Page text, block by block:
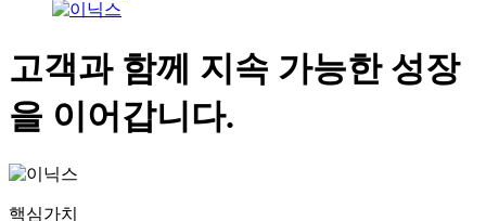
고객과 함께 지속 가능한 성장
을 이어갑니다.
핵심가치